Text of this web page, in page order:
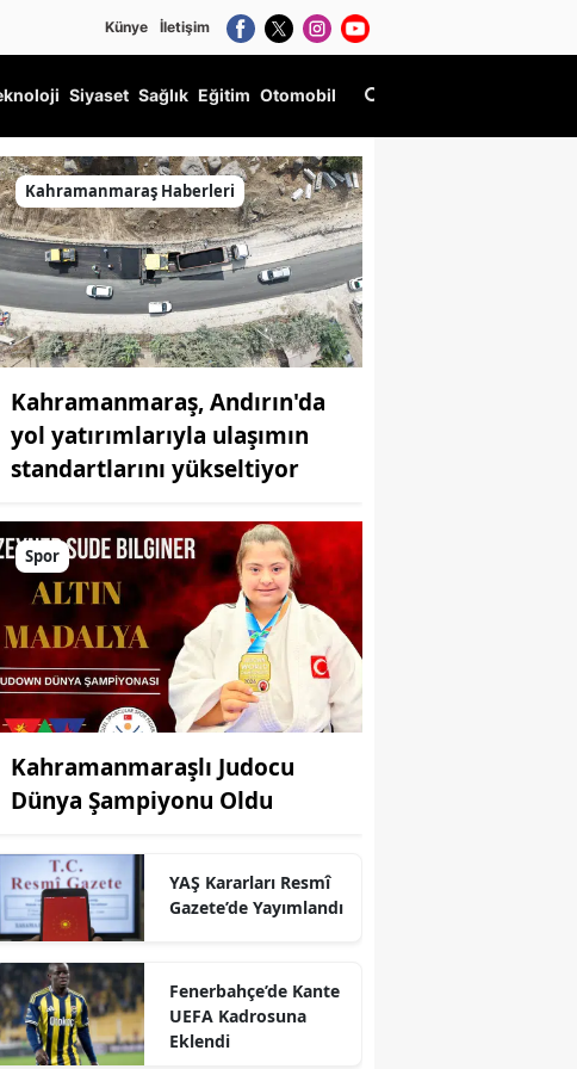
Künye İletişim
Siyaset Sağlık Eğitim Otomobil
Kahramanmaraş Haberleri
Kahramanmaraş, Andırın'da
yol yatırımlarıyla ulaşımın
standartlarını yükseltiyor
Spor
Kahramanmaraşlı Judocu
Dünya Şampiyonu Oldu
YAŞ Kararları Resmî
Gazete’de Yayımlandı
Fenerbahçe’de Kante
UEFA Kadrosuna
Eklendi